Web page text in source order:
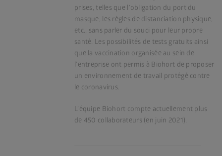
prises, telles que l’obligation du port du
masque, les règles de distanciation physique,
etc., sans parler du souci pour leur propre
santé. Les possibilités de tests gratuits ainsi
que la vaccination organisée au sein de
l’entreprise ont permis à Biohort de proposer
un environnement de travail protégé contre
le coronavirus.
L’équipe Biohort compte actuellement plus
de 450 collaborateurs (en juin 2021).